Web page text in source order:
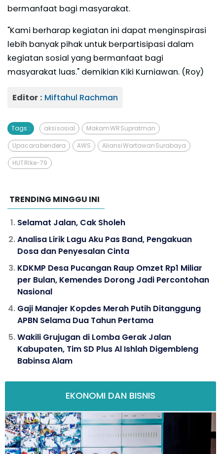
bermanfaat bagi masyarakat.
"Kami berharap kegiatan ini dapat menginspirasi
lebih banyak pihak untuk berpartisipasi dalam
kegiatan sosial yang bermanfaat bagi
masyarakat luas." demikian Kiki Kurniawan. (Roy)
Editor : Miftahul Rachman
Tags : aksi sosial Makam WR Supratman
Upacara bendera AWS Aliansi Wartawan Surabaya
HUT RI ke-79
TRENDING MINGGU INI
Selamat Jalan, Cak Sholeh
Analisa Lirik Lagu Aku Pas Band, Pengakuan
Dosa dan Penyesalan Cinta
KDKMP Desa Pucangan Raup Omzet Rp1 Miliar
per Bulan, Kemendes Dorong Jadi Percontohan
Nasional
Gaji Manajer Kopdes Merah Putih Ditanggung
APBN Selama Dua Tahun Pertama
Wakili Grujugan di Lomba Gerak Jalan
Kabupaten, Tim SD Plus Al Ishlah Digembleng
Babinsa Alam
EKONOMI DAN BISNIS